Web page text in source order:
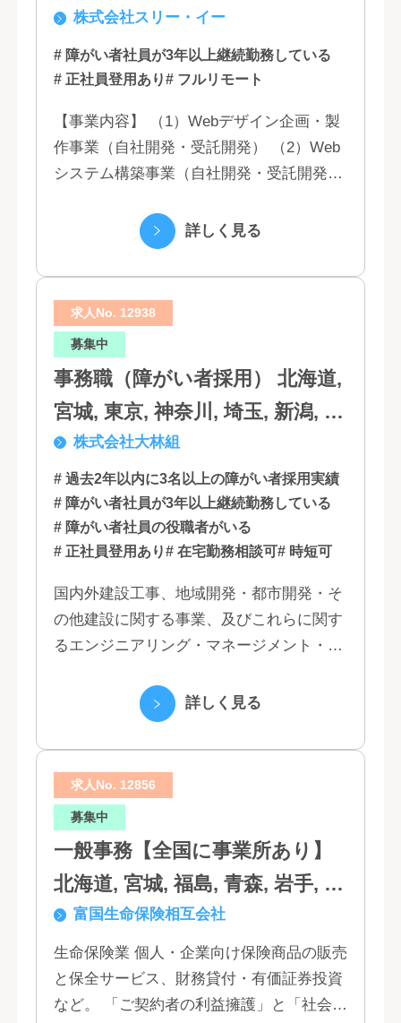
株式会社スリー・イー
# 障がい者社員が3年以上継続勤務している
# 正社員登用あり# フルリモート
【事業内容】 （1）Webデザイン企画・製
作事業（自社開発・受託開発） （2）Web
システム構築事業（自社開発・受託開発）
（5）営業代行業務 （6...詳しく見る
求人No. 12938
募集中
事務職（障がい者採用） 北海道,
宮城, 東京, 神奈川, 埼玉, 新潟, 愛
知, 大阪, 京都, 兵庫, 広島, 香川,
福岡
株式会社大林組
# 過去2年以内に3名以上の障がい者採用実績
# 障がい者社員が3年以上継続勤務している
# 障がい者社員の役職者がいる
# 正社員登用あり# 在宅勤務相談可# 時短可
国内外建設工事、地域開発・都市開発・そ
の他建設に関する事業、及びこれらに関す
るエンジニアリング・マネージメント・コ
詳しく見る
求人No. 12856
募集中
一般事務【全国に事業所あり】
北海道, 宮城, 福島, 青森, 岩手, 秋
田, 山形, 東京, 神奈川, 千葉, 埼
玉, 茨城, 栃木, 群馬, 新潟, 石川,
富山, 福井, 長野, 山梨, 愛知, 静
岡, 三重, 岐阜, 大阪, 京都, 兵庫,
富国生命保険相互会社
生命保険業 個人・企業向け保険商品の販売
と保全サービス、財務貸付・有価証券投資
など。 「ご契約者の利益擁護」と「社会へ